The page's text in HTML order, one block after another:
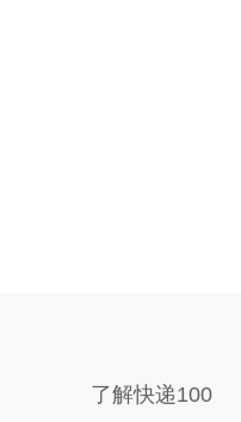
了解快递100